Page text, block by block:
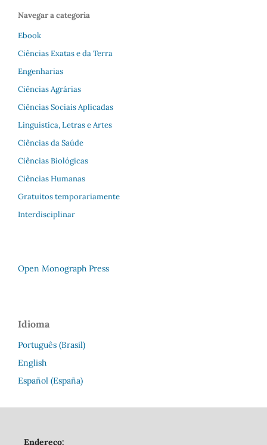
Navegar a categoria
Ebook
Ciências Exatas e da Terra
Engenharias
Ciências Agrárias
Ciências Sociais Aplicadas
Linguística, Letras e Artes
Ciências da Saúde
Ciências Biológicas
Ciências Humanas
Gratuitos temporariamente
Interdisciplinar
Open Monograph Press
Idioma
Português (Brasil)
English
Español (España)
Endereço: